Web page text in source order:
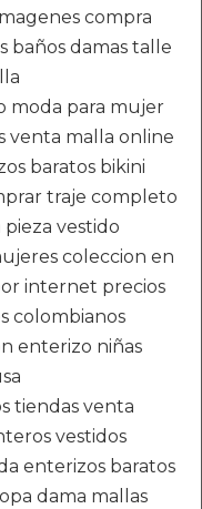
compra
baños damas talle
moda para mujer
venta malla online
baratos bikini
traje completo
vestido
coleccion en
internet precios
colombianos
enterizo niñas
tiendas venta
vestidos
enterizos baratos
dama mallas